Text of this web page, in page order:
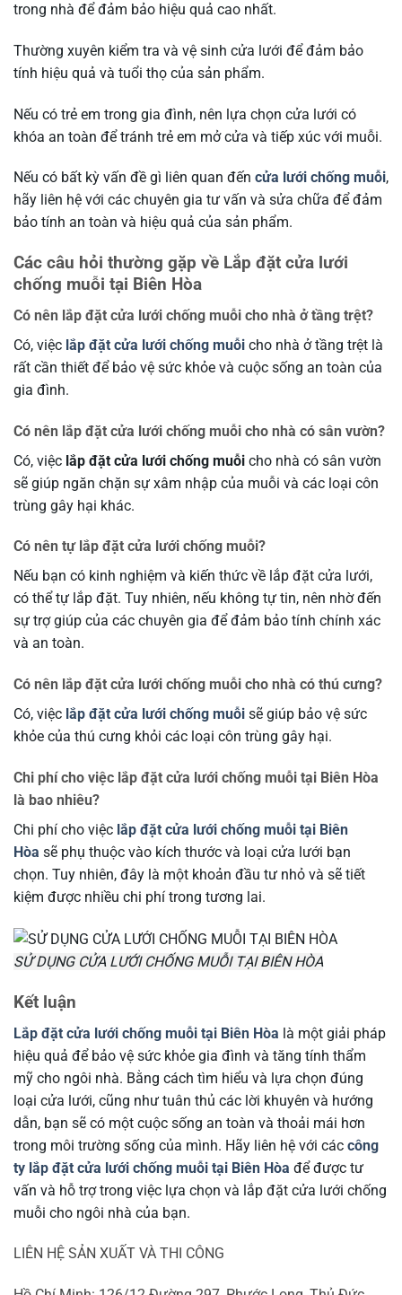
trong nhà để đảm bảo hiệu quả cao nhất.
Thường xuyên kiểm tra và vệ sinh cửa lưới để đảm bảo
tính hiệu quả và tuổi thọ của sản phẩm.
Nếu có trẻ em trong gia đình, nên lựa chọn cửa lưới có
khóa an toàn để tránh trẻ em mở cửa và tiếp xúc với muỗi.
Nếu có bất kỳ vấn đề gì liên quan đến cửa lưới chống muỗi,
hãy liên hệ với các chuyên gia tư vấn và sửa chữa để đảm
bảo tính an toàn và hiệu quả của sản phẩm.
Các câu hỏi thường gặp về Lắp đặt cửa lưới
chống muỗi tại Biên Hòa
Có nên lắp đặt cửa lưới chống muỗi cho nhà ở tầng trệt?
Có, việc lắp đặt cửa lưới chống muỗi cho nhà ở tầng trệt là
rất cần thiết để bảo vệ sức khỏe và cuộc sống an toàn của
gia đình.
Có nên lắp đặt cửa lưới chống muỗi cho nhà có sân vườn?
Có, việc lắp đặt cửa lưới chống muỗi cho nhà có sân vườn
sẽ giúp ngăn chặn sự xâm nhập của muỗi và các loại côn
trùng gây hại khác.
Có nên tự lắp đặt cửa lưới chống muỗi?
Nếu bạn có kinh nghiệm và kiến thức về lắp đặt cửa lưới,
có thể tự lắp đặt. Tuy nhiên, nếu không tự tin, nên nhờ đến
sự trợ giúp của các chuyên gia để đảm bảo tính chính xác
và an toàn.
Có nên lắp đặt cửa lưới chống muỗi cho nhà có thú cưng?
Có, việc lắp đặt cửa lưới chống muỗi sẽ giúp bảo vệ sức
khỏe của thú cưng khỏi các loại côn trùng gây hại.
Chi phí cho việc lắp đặt cửa lưới chống muỗi tại Biên Hòa
là bao nhiêu?
Chi phí cho việc lắp đặt cửa lưới chống muỗi tại Biên
Hòa sẽ phụ thuộc vào kích thước và loại cửa lưới bạn
chọn. Tuy nhiên, đây là một khoản đầu tư nhỏ và sẽ tiết
kiệm được nhiều chi phí trong tương lai.
SỬ DỤNG CỬA LƯỚI CHỐNG MUỖI TẠI BIÊN HÒA
Kết luận
Lắp đặt cửa lưới chống muỗi tại Biên Hòa là một giải pháp
hiệu quả để bảo vệ sức khỏe gia đình và tăng tính thẩm
mỹ cho ngôi nhà. Bằng cách tìm hiểu và lựa chọn đúng
loại cửa lưới, cũng như tuân thủ các lời khuyên và hướng
dẫn, bạn sẽ có một cuộc sống an toàn và thoải mái hơn
trong môi trường sống của mình. Hãy liên hệ với các công
ty lắp đặt cửa lưới chống muỗi tại Biên Hòa để được tư
vấn và hỗ trợ trong việc lựa chọn và lắp đặt cửa lưới chống
muỗi cho ngôi nhà của bạn.
LIÊN HỆ SẢN XUẤT VÀ THI CÔNG